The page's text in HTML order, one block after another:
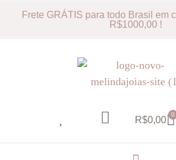
Frete GRÁTIS para todo Brasil em
R$1000,00 !
R$0,00 0